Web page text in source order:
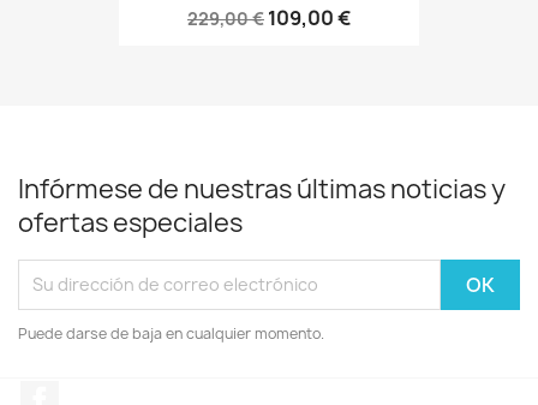
229,00 € 109,00 €
Infórmese de nuestras últimas noticias y
ofertas especiales
Puede darse de baja en cualquier momento.